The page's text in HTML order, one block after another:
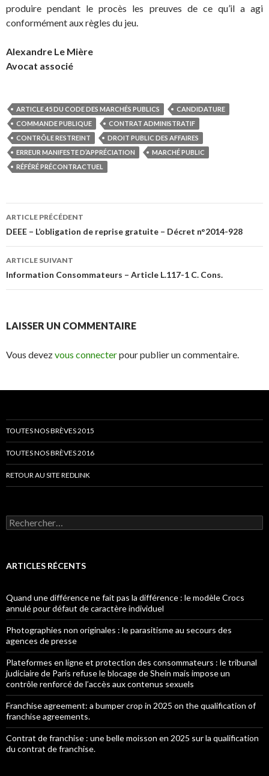
produire pendant le procès les preuves de ce qu’il a agi
conformément aux règles du jeu.
Alexandre Le Mière
Avocat associé
ARTICLE 45 DU CODE DES MARCHÉS PUBLICS
CANDIDATURE
COMMANDE PUBLIQUE
CONTRAT ADMINISTRATIF
CONTRÔLE RESTREINT
DROIT PUBLIC DES AFFAIRES
ERREUR MANIFESTE D’APPRÉCIATION
MARCHÉ PUBLIC
RÉFÉRÉ PRÉCONTRACTUEL
Navigation
des
articles
ARTICLE PRÉCÉDENT
DEEE – L’obligation de reprise gratuite – Décret n°2014-928
ARTICLE SUIVANT
Information Consommateurs – Article L.117-1 C. Cons.
LAISSER UN COMMENTAIRE
Vous devezvous connecterpour publier un commentaire.
TOUTES NOS BRÈVES 2015
TOUTES NOS BRÈVES 2016
RETOUR AU SITE REDLINK
Rechercher :
ARTICLES RÉCENTS
Quand une différence ne fait pas la différence : le modèle Crocs
annulé pour défaut de caractère individuel
Photographies non originales : le parasitisme au secours des
agences de presse
Plateformes en ligne et protection des consommateurs : le tribunal
judiciaire de Paris refuse le blocage de Shein mais impose un
contrôle renforcé de l’accès aux contenus sexuels
Franchise agreement: a bumper crop in 2025 on the qualification of
franchise agreements.
Contrat de franchise : une belle moisson en 2025 sur la qualification
du contrat de franchise.